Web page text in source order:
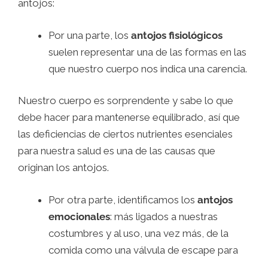
antojos:
Por una parte, los antojos fisiológicos
suelen representar una de las formas en las
que nuestro cuerpo nos indica una carencia.
Nuestro cuerpo es sorprendente y sabe lo que
debe hacer para mantenerse equilibrado, así que
las deficiencias de ciertos nutrientes esenciales
para nuestra salud es una de las causas que
originan los antojos.
Por otra parte, identificamos los antojos
emocionales: más ligados a nuestras
costumbres y al uso, una vez más, de la
comida como una válvula de escape para